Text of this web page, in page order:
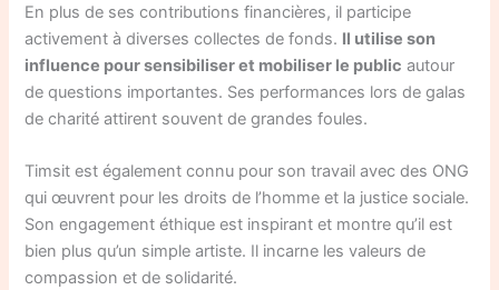
En plus de ses contributions financières, il participe
activement à diverses collectes de fonds. Il utilise son
influence pour sensibiliser et mobiliser le public autour
de questions importantes. Ses performances lors de galas
de charité attirent souvent de grandes foules.
Timsit est également connu pour son travail avec des ONG
qui œuvrent pour les droits de l’homme et la justice sociale.
Son engagement éthique est inspirant et montre qu’il est
bien plus qu’un simple artiste. Il incarne les valeurs de
compassion et de solidarité.